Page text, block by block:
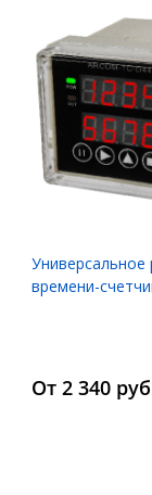
Универсальное
времени-
От 2 340